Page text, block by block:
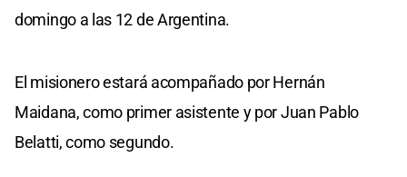
domingo a las 12 de Argentina.
El misionero estará acompañado por Hernán
Maidana, como primer asistente y por Juan Pablo
Belatti, como segundo.